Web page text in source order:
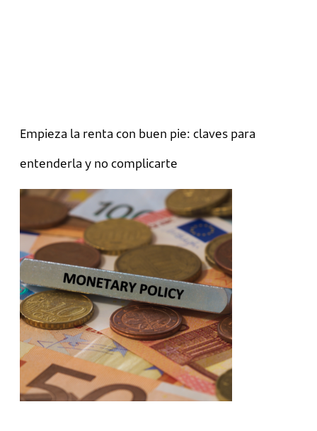
Empieza la renta con buen pie: claves para
entenderla y no complicarte